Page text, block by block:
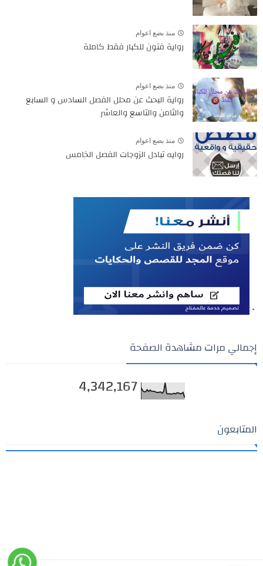
منذ بضع اعوام
رواية فتون للكبار فقط كاملة
منذ بضع اعوام
رواية البحث عن محلل الفصل السادس و السابع
والثامن والتاسع والعاشر
منذ بضع اعوام
روايه تبادل الزوجات الفصل الخامس
`
إجمالي مرات مشاهدة الصفحة
4,342,167
المتابعون